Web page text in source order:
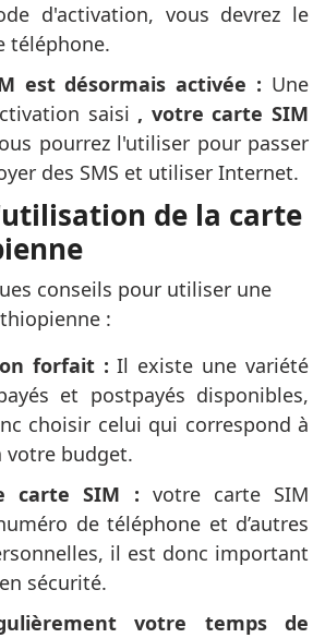
d'activation, vous devrez le
téléphone.
est désormais activée : Une
saisi , votre carte SIM
pourrez l'utiliser pour passer
des SMS et utiliser Internet.
de la carte
conseils pour utiliser une
:
forfait : Il existe une variété
et postpayés disponibles,
choisir celui qui correspond à
votre budget.
carte SIM : votre carte SIM
de téléphone et d’autres
il est donc important
sécurité.
votre temps de